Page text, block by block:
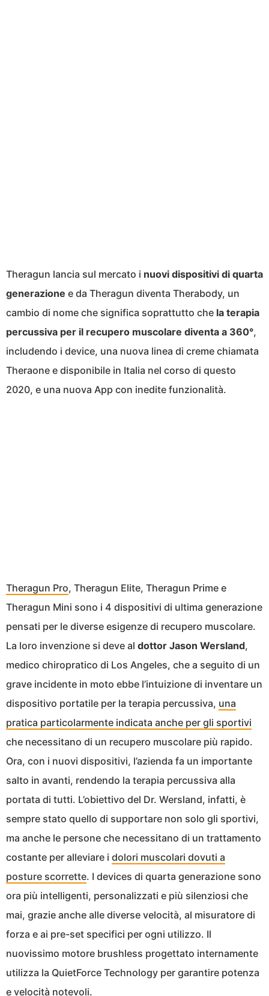
Theragun lancia sul mercato i nuovi dispositivi di quarta
generazione e da Theragun diventa Therabody, un
cambio di nome che significa soprattutto che la terapia
percussiva per il recupero muscolare diventa a 360°,
includendo i device, una nuova linea di creme chiamata
Theraone e disponibile in Italia nel corso di questo
2020, e una nuova App con inedite funzionalità.
Theragun Pro, Theragun Elite, Theragun Prime e
Theragun Mini sono i 4 dispositivi di ultima generazione
pensati per le diverse esigenze di recupero muscolare.
La loro invenzione si deve al dottor Jason Wersland,
medico chiropratico di Los Angeles, che a seguito di un
grave incidente in moto ebbe l’intuizione di inventare un
dispositivo portatile per la terapia percussiva, una
pratica particolarmente indicata anche per gli sportivi
che necessitano di un recupero muscolare più rapido.
Ora, con i nuovi dispositivi, l’azienda fa un importante
salto in avanti, rendendo la terapia percussiva alla
portata di tutti. L’obiettivo del Dr. Wersland, infatti, è
sempre stato quello di supportare non solo gli sportivi,
ma anche le persone che necessitano di un trattamento
costante per alleviare i dolori muscolari dovuti a
posture scorrette. I devices di quarta generazione sono
ora più intelligenti, personalizzati e più silenziosi che
mai, grazie anche alle diverse velocità, al misuratore di
forza e ai pre-set specifici per ogni utilizzo. Il
nuovissimo motore brushless progettato internamente
utilizza la QuietForce Technology per garantire potenza
e velocità notevoli.